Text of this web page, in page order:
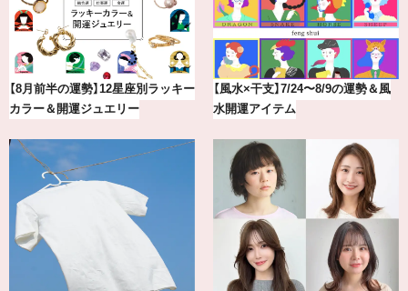
【2026年8月】鏡リュウジの12星座
別占い
気分が上がる「フルラ」のアイウェ
アを「眼鏡市場」で探して。